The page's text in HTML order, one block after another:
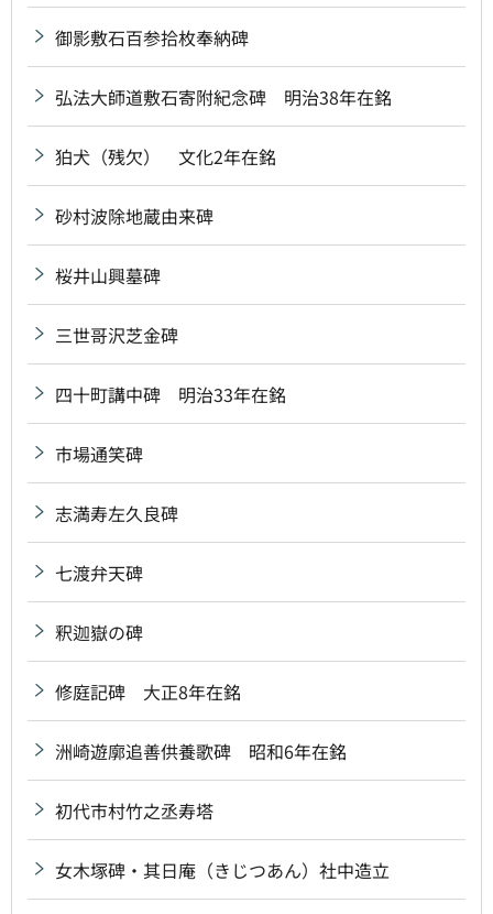
御影敷石百参拾枚奉納碑
弘法大師道敷石寄附紀念碑 明治38年在銘
狛犬（残欠） 文化2年在銘
砂村波除地蔵由来碑
桜井山興墓碑
三世哥沢芝金碑
四十町講中碑 明治33年在銘
市場通笑碑
志満寿左久良碑
七渡弁天碑
釈迦嶽の碑
修庭記碑 大正8年在銘
洲崎遊廓追善供養歌碑 昭和6年在銘
初代市村竹之丞寿塔
女木塚碑・其日庵（きじつあん）社中造立